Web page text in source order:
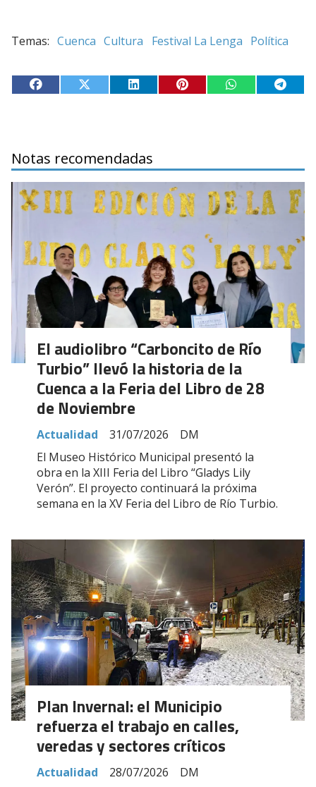
Cuenca Cultura Festival La Lenga Política
Notas recomendadas
El audiolibro “Carboncito de Río
Turbio” llevó la historia de la
Cuenca a la Feria del Libro de 28
de Noviembre
DM
Actualidad
31/07/2026
El Museo Histórico Municipal presentó la
obra en la XIII Feria del Libro “Gladys Lily
Verón”. El proyecto continuará la próxima
semana en la XV Feria del Libro de Río Turbio.
Plan Invernal: el Municipio
refuerza el trabajo en calles,
veredas y sectores críticos
DM
Actualidad
28/07/2026